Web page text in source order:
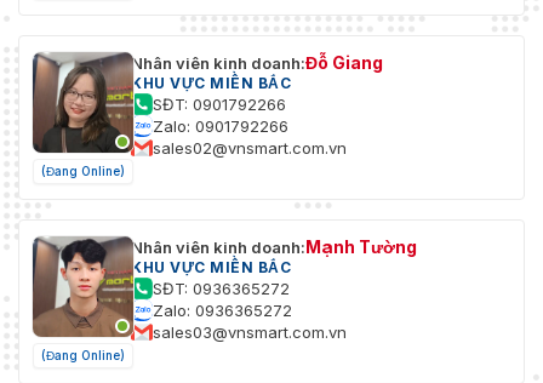
(Đang Online)
Nhân viên kinh doanh:Đỗ Giang
KHU VỰC MIỀN BẮC
SĐT: 0901792266
Zalo: 0901792266
sales02@vnsmart.com.vn
(Đang Online)
Nhân viên kinh doanh:Mạnh Tường
KHU VỰC MIỀN BẮC
SĐT: 0936365272
Zalo: 0936365272
sales03@vnsmart.com.vn